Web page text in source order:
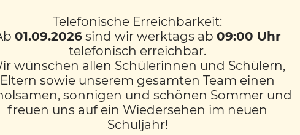
Telefonische Erreichbarkeit:
01.09.2026sind wir werktags ab 09:00 Uhr
telefonisch erreichbar.
wünschen allen Schülerinnen und Schülern,
Eltern sowie unserem gesamten Team einen
sonnigen und schönen Sommer und
freuen uns auf ein Wiedersehen im neuen
Schuljahr!